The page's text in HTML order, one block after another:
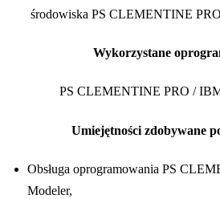
środowiska PS CLEMENTINE
Wykorzystane
PS CLEMENTINE PRO /
Umiejętności zdobywane
Obsługa oprogramowania PS
Modeler,